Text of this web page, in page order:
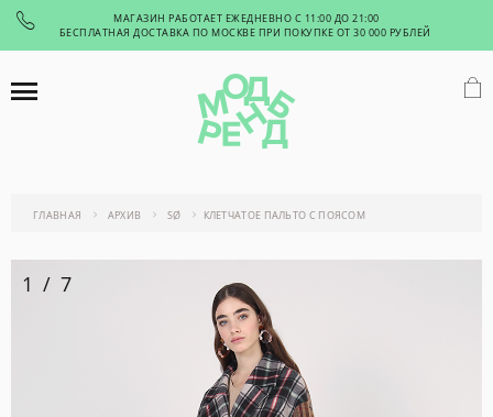
МАГАЗИН РАБОТАЕТ ЕЖЕДНЕВНО С 11:00 ДО 21:00
БЕСПЛАТНАЯ ДОСТАВКА ПО МОСКВЕ ПРИ ПОКУПКЕ ОТ 30 000 РУБЛЕЙ
ГЛАВНАЯ АРХИВ SØ КЛЕТЧАТОЕ ПАЛЬТО С ПОЯСОМ
1 / 7